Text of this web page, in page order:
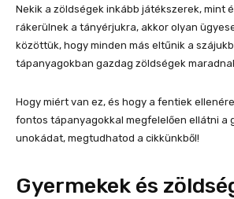
Nekik a zöldségek inkább játékszerek, mint
rákerülnek a tányérjukra, akkor olyan
közöttük, hogy minden más eltűnik a
tápanyagokban gazdag zöldségek
Hogy miért van ez, és hogy a fentiek
fontos tápanyagokkal megfelelően ellátni a
unokádat, megtudhatod a cikkünkből!
Gyermekek és